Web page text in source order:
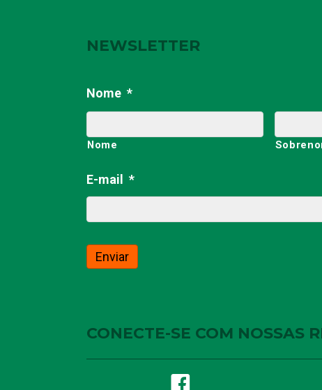
NEWSLETTER
Nome *
Nome
E-mail *
CONECTE-SE COM NOSSAS